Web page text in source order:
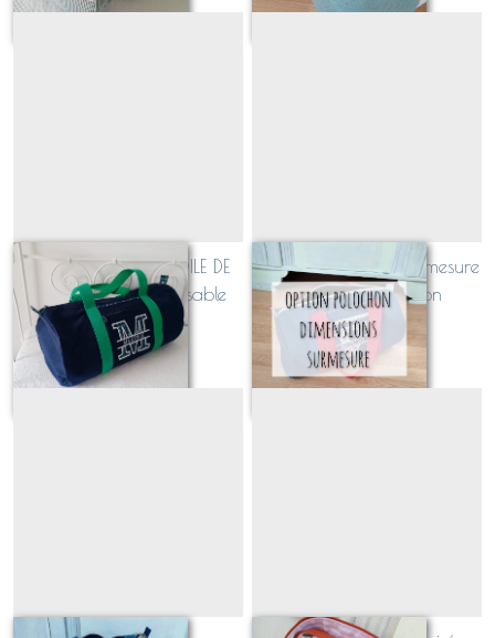
Sac polochon en TOILE DE
COTON personnalisable
(majuscule + prénom)
À partir de
option dimensions surmesure
pour sac polochon
15€